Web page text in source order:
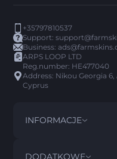
+35797810537
Support:
Business:
ARPS LOOP LTD
Reg.number: HE477040
Address: Nikou Georgia
Cyprus
INFORMACJE
REGULAMIN
DODATKOWE